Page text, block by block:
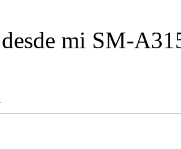
mi SM-